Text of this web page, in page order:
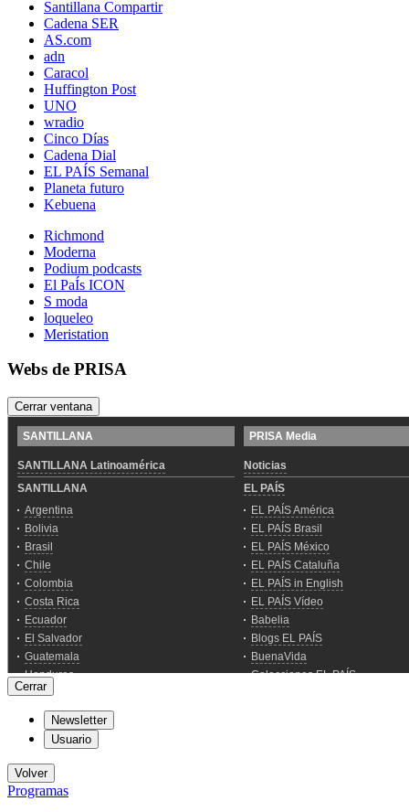
Santillana Compartir
Cadena SER
AS.com
adn
Caracol
Huffington Post
UNO
wradio
Cinco Días
Cadena Dial
EL PAÍS Semanal
Planeta futuro
Kebuena
Richmond
Moderna
Podium podcasts
El PaÍs ICON
S moda
loqueleo
Meristation
Webs de PRISA
Cerrar ventana
Cerrar
Newsletter
Usuario
Volver
Programas